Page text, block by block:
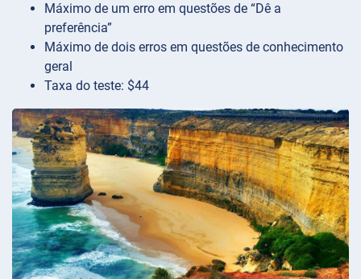
Máximo de um erro em questões de “Dê a
preferência”
Máximo de dois erros em questões de conhecimento
geral
Taxa do teste: $44